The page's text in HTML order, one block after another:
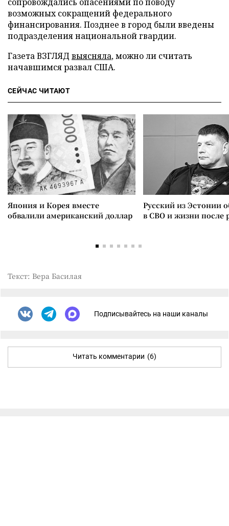
возможных сокращений федерального
финансирования. Позднее в город были введены
подразделения национальной гвардии.
Газета ВЗГЛЯД выясняла, можно ли считать
начавшимся развал США.
СЕЙЧАС ЧИТАЮТ
Япония и Корея вместе
обвалили американский доллар
Русский из Эстонии
в СВО и жизни после
Текст: Вера Басилая
Подписывайтесь на наши каналы
Читать комментарии (6)